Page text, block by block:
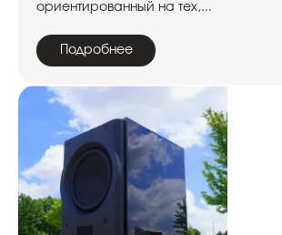
ориентированный на тех,...
Подробнее